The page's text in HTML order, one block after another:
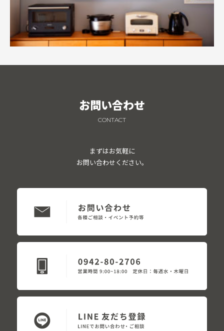
お問い合わせ
CONTACT
まずはお気軽に
お問い合わせください。